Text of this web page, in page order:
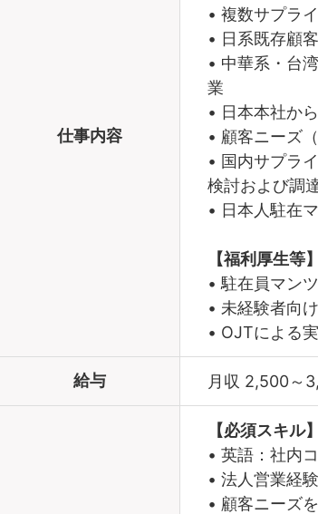
仕事内容
• 複数サプラ
• 日系既存顧
• 中華系・台
業
• 日本本社か
• 顧客ニーズ
• 国内サプラ
検討および調
• 日本人駐在
【福利厚生等】
• 駐在員マン
• 未経験者向
• OJTによる
給与 月収 2,500～
【必須スキル】
• 英語：社内
• 法人営業経験
• 顧客ニーズ